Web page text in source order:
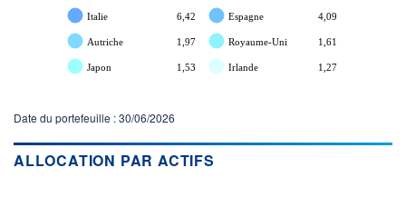
Italie 6,42 Espagne 4,09
Autriche 1,97 Royaume-Uni 1,61
Japon 1,53 Irlande 1,27
Date du portefeuille : 30/06/2026
ALLOCATION PAR ACTIFS